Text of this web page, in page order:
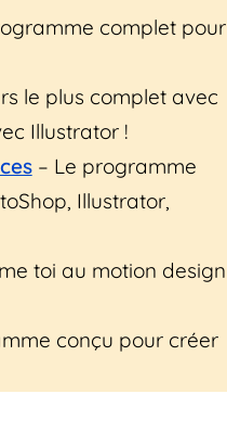
complet pour
le plus complet avec
Illustrator !
– Le programme
Illustrator,
toi au motion design
conçu pour créer